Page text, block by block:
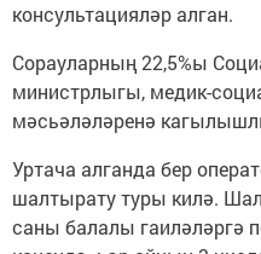
консультацияләр алган.
Сорауларның 22,5%ы
министрлыгы, медик-
мәсьәләләренә
Уртача алганда бер
шалтырату туры килә.
саны балалы гаиләләргә